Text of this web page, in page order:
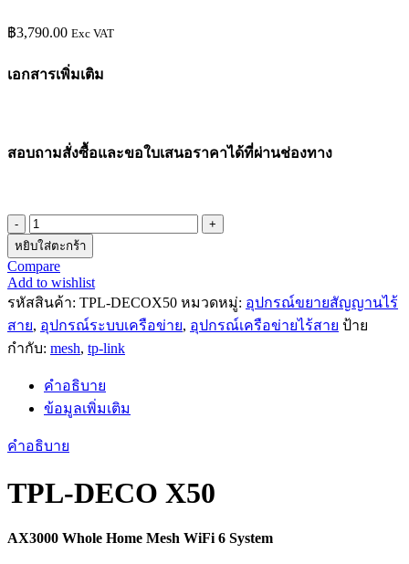
฿3,790.00 Exc VAT
เอกสารเพิ่มเติม
สอบถามสั่งซื้อและขอใบเสนอราคาได้ที่ผ่านช่องทาง
จำนวน
ตัว
ขยาย
สัญญาณ
สาย
MESH
TP-
LINK
TPL-
ประกัน
ชิ้น
หยิบใส่ตะกร้า
Compare
Add to wishlist
รหัสสินค้า: TPL-DECOX50 หมวดหมู่: อุปกรณ์ขยายสัญญานไร้
สาย, อุปกรณ์ระบบเครือข่าย, อุปกรณ์เครือข่ายไร้สาย ป้าย
กำกับ: mesh, tp-link
คำอธิบาย
ข้อมูลเพิ่มเติม
คำอธิบาย
TPL-DECO X50
AX3000 Whole Home Mesh WiFi 6 System